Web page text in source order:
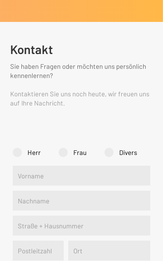
Kontakt
Sie haben Fragen oder möchten uns persönlich
kennenlernen?
Kontaktieren Sie uns noch heute, wir freuen uns
auf Ihre Nachricht.
Herr Frau Divers